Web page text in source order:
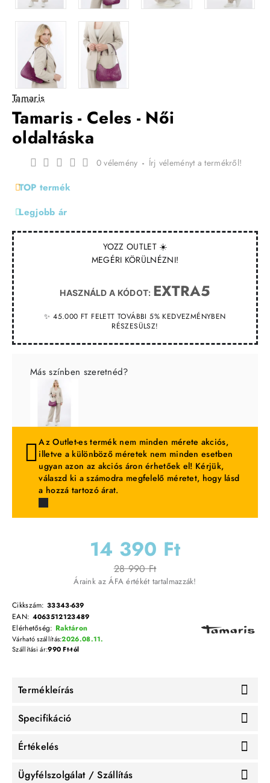
Tamaris
Tamaris - Celes - Női
oldaltáska
YOZZ OUTLET ☀️
MEGÉRI KÖRÜLNÉZNI!
HASZNÁLD A KÓDOT: EXTRA5
✨ 45.000 FT FELETT TOVÁBBI 5% KEDVEZMÉNYBEN
RÉSZESÜLSZ!
TOP termék
Legjobb ár
0 vélemény - Írj véleményt a termékről!
14 390 Ft
28 990 Ft
Áraink az ÁFA értékét tartalmazzák!
Cikkszám: 33343-639
EAN: 4063512123489
Elérhetőség: Raktáron
Várható szállítás:2026.08.11.
Szállítási ár:990 Ft-tól
Más színben szeretnéd?
Az Outlet-es termék nem minden mérete akciós,
illetve a különböző méretek nem minden esetben
ugyan azon az akciós áron érhetőek el! Kérjük,
válaszd ki a számodra megfelelő méretet, hogy lásd
a hozzá tartozó árat.
Termékleírás
Specifikáció
Értékelés
Ügyfélszolgálat / Szállítás